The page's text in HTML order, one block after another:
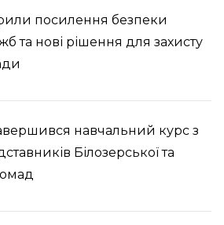
посилення безпеки
та нові рішення для захисту
навчальний курс з
Білозерської та